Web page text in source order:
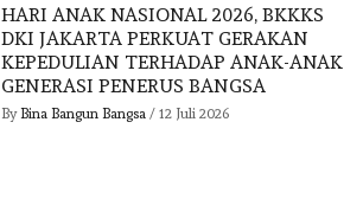
HARI ANAK NASIONAL 2026, BKKKS
DKI JAKARTA PERKUAT GERAKAN
KEPEDULIAN TERHADAP ANAK-ANAK
GENERASI PENERUS BANGSA
By Bina Bangun Bangsa / 12 Juli 2026